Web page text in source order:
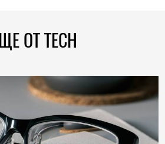
ОТ TECH